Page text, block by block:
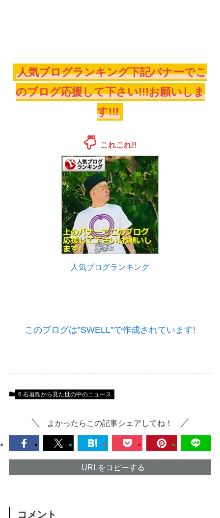
人気ブログランキング下記バナーでこ
のブログ応援して下さい!!!お願いしま
す!!!
これこれ!!
人気ブログランキング
このブログは”SWELL”で作成されています!
6.石垣島から見た世の中のニュース
よかったらこの記事シェアしてね！
URLをコピーする
コメント